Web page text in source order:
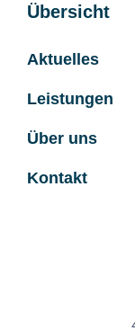
Übersicht
Aktuelles
Leistungen
Über uns
Kontakt